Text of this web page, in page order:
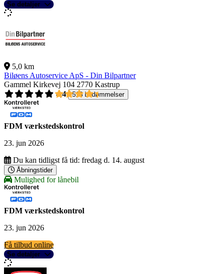
Se detaljer
5,0 km
Biløens Autoservice ApS - Din Bilpartner
Gammel Kirkevej 104 2770 Kastrup
4,4
518 bedømmelser
FDM værkstedskontrol
23. jun 2026
Du kan tidligst få tid: fredag d. 14. august
Åbningstider
Mulighed for lånebil
FDM værkstedskontrol
23. jun 2026
Få tilbud online
Se detaljer